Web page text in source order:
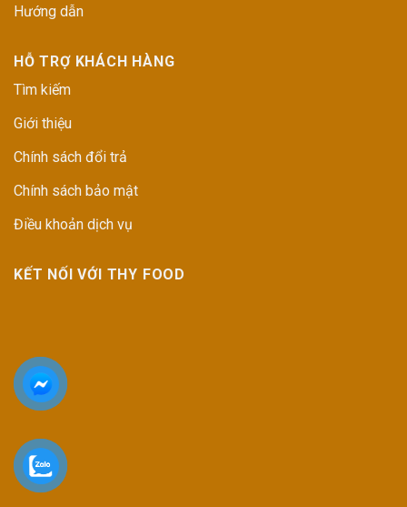
Hướng dẫn
HỖ TRỢ KHÁCH HÀNG
Tìm kiếm
Giới thiệu
Chính sách đổi trả
Chính sách bảo mật
Điều khoản dịch vụ
KẾT NỐI VỚI THY FOOD